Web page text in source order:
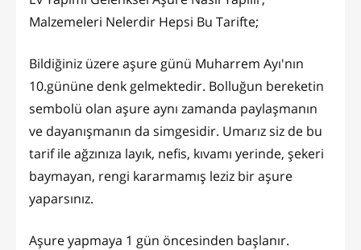
Malzemeleri Nelerdir Hepsi Bu Tarifte;
Bildiğiniz üzere aşure günü Muharrem Ayı'nın
10.gününe denk gelmektedir. Bolluğun bereketin
sembolü olan aşure aynı zamanda paylaşmanın
ve dayanışmanın da simgesidir. Umarız siz de bu
tarif ile ağzınıza layık, nefis, kıvamı yerinde, şekeri
baymayan, rengi kararmamış leziz bir aşure
yaparsınız.
Aşure yapmaya 1 gün öncesinden başlanır.